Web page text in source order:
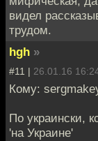
видел
трудом.
hgh »
#11 | 26.01.16
Кому:
По украински,
'на Украине'